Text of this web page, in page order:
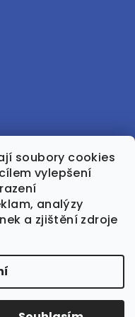
soubory cookies
vylepšení
analýzy
a zjištění zdroje